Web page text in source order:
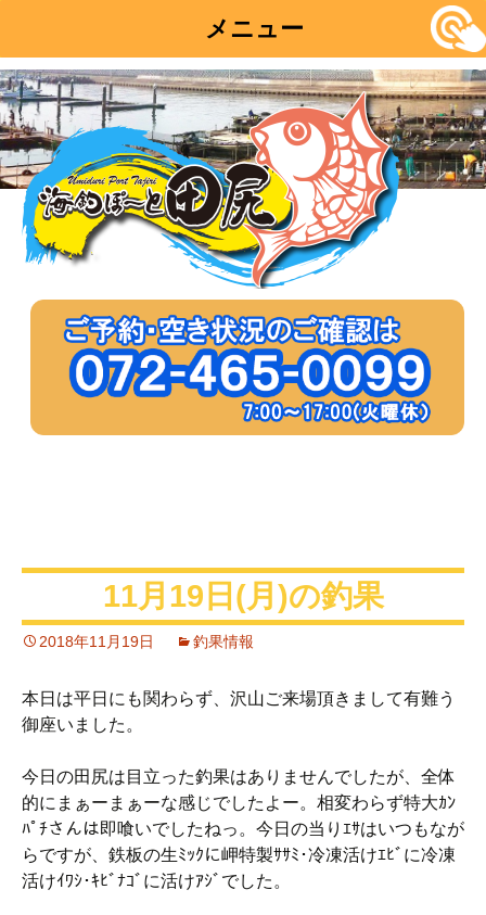
メニュー
コ
ン
テ
ン
ツ
11月19日(月)の釣果
2018年11月19日 釣果情報
本日は平日にも関わらず、沢山ご来場頂きまして有難う
御座いました。
今日の田尻は目立った釣果はありませんでしたが、全体
的にまぁーまぁーな感じでしたよー。相変わらず特大ｶﾝ
ﾊﾟﾁさんは即喰いでしたねっ。今日の当りｴｻはいつもなが
らですが、鉄板の生ﾐｯｸに岬特製ｻｻﾐ･冷凍活けｴﾋﾞに冷凍
活けｲﾜｼ･ｷﾋﾞﾅｺﾞに活けｱｼﾞでした。